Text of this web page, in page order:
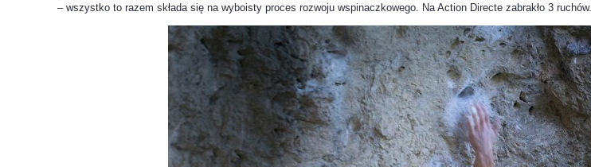
– wszystko to razem składa się na wyboisty proces rozwoju wspinaczkowego. Na Action Directe zabrakło 3 ruchów.